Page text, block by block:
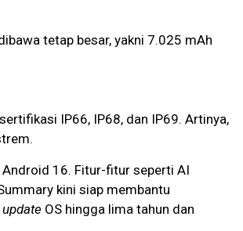
tetap besar, yakni 7.025 mAh
IP66, IP68, dan IP69. Artinya,
Android 16. Fitur-fitur seperti AI
kini siap membantu
update OS hingga lima tahun dan